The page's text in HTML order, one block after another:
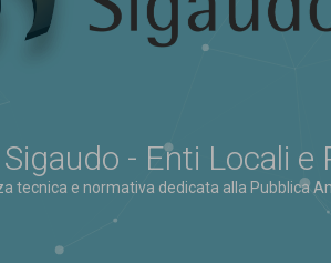
- Enti Locali e
tecnica e normativa dedicata alla Pubblica